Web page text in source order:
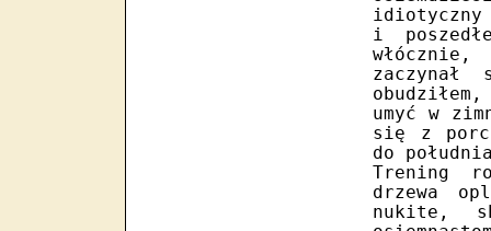
idiotyczny
i
umyć w
się z
do
Trening
drzewa
nukite,